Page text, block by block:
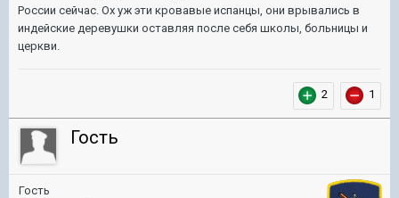
России сейчас. Ох уж эти кровавые испанцы, они врывались в
индейские деревушки оставляя после себя школы, больницы и
церкви.
2 1
Гость
Гость